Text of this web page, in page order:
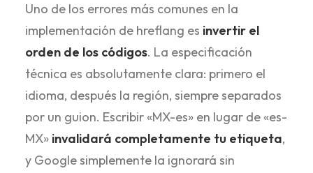
Uno de los errores más comunes en la
implementación de hreflang es invertir el
orden de los códigos. La especificación
técnica es absolutamente clara: primero el
idioma, después la región, siempre separados
por un guion. Escribir «MX-es» en lugar de «es-
MX» invalidará completamente tu etiqueta,
y Google simplemente la ignorará sin